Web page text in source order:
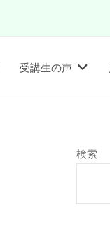
受講生の声
検索